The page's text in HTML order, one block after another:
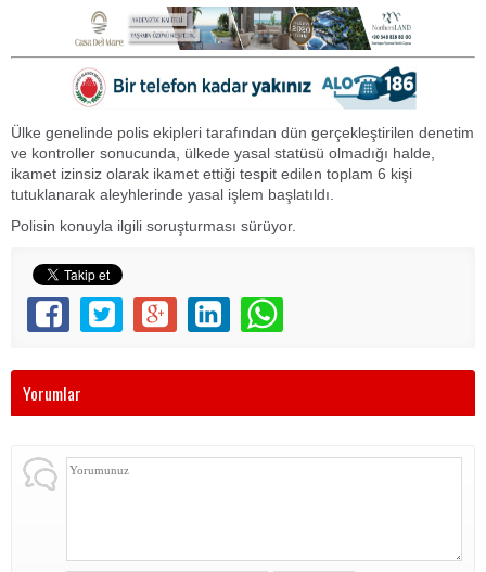
Ülke genelinde polis ekipleri tarafından dün gerçekleştirilen denetim
ve kontroller sonucunda, ülkede yasal statüsü olmadığı halde,
ikamet izinsiz olarak ikamet ettiği tespit edilen toplam 6 kişi
tutuklanarak aleyhlerinde yasal işlem başlatıldı.
Polisin konuyla ilgili soruşturması sürüyor.
Yorumlar